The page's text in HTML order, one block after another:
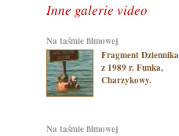
Inne galerie video
na taśmie filmowej
Fragment Dziennika TV
z 1989 r. Funka,
Charzykowy.
na taśmie filmowej